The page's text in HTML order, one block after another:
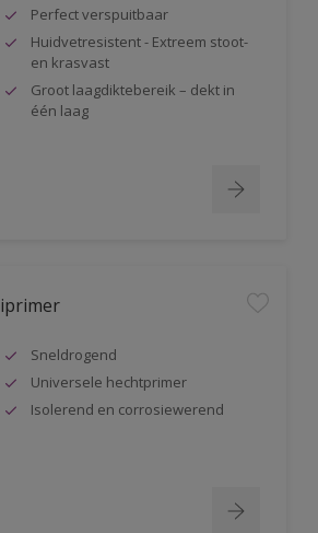
Perfect verspuitbaar
Huidvetresistent - Extreem stoot-
en krasvast
Groot laagdiktebereik – dekt in
één laag
Sneldrogend
Universele hechtprimer
Isolerend en corrosiewerend